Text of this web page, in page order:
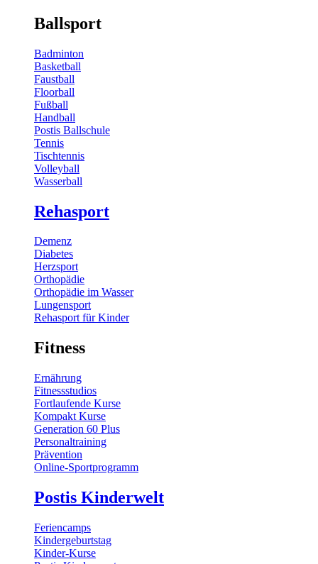
Ballsport
Badminton
Basketball
Faustball
Floorball
Fußball
Handball
Postis Ballschule
Tennis
Tischtennis
Volleyball
Wasserball
Rehasport
Demenz
Diabetes
Herzsport
Orthopädie
Orthopädie im Wasser
Lungensport
Rehasport für Kinder
Fitness
Ernährung
Fitnessstudios
Fortlaufende Kurse
Kompakt Kurse
Generation 60 Plus
Personaltraining
Prävention
Online-Sportprogramm
Postis Kinderwelt
Feriencamps
Kindergeburtstag
Kinder-Kurse